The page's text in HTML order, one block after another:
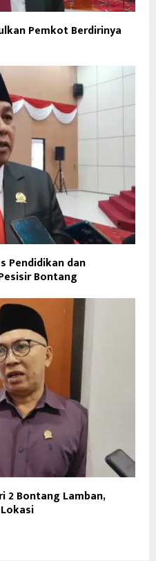
Pemkot Berdirinya
Pendidikan dan
Bontang
2 Bontang Lamban,